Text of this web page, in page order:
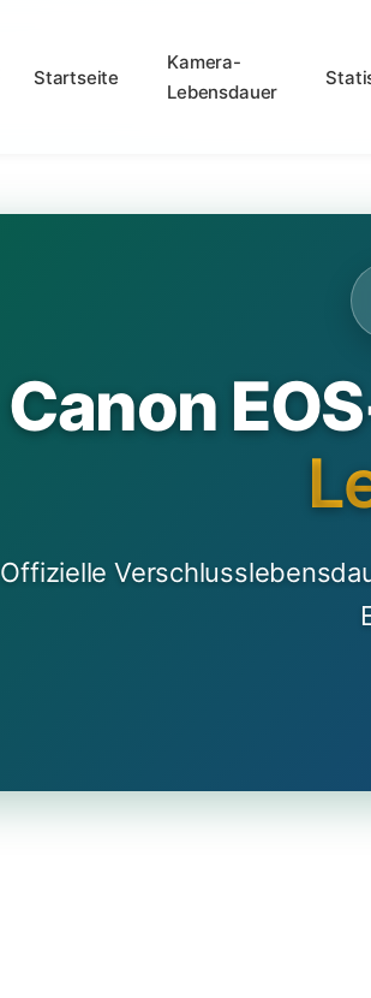
Startseite
Kamera-
Lebensdauer
Canon
Offizielle